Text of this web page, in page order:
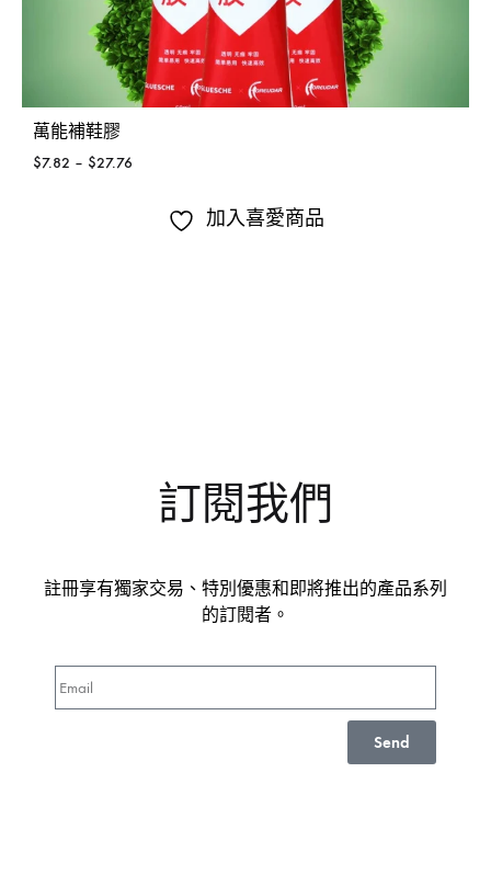
萬能補鞋膠
$7.82 – $27.76
加入喜愛商品
訂閱我們
註冊享有獨家交易、特別優惠和即將推出的產品系列
的訂閱者。
Send